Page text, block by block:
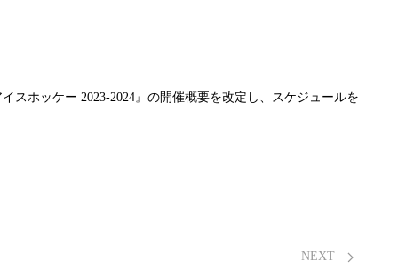
スホッケー 2023-2024』の開催概要を改定し、スケジュールを
NEXT